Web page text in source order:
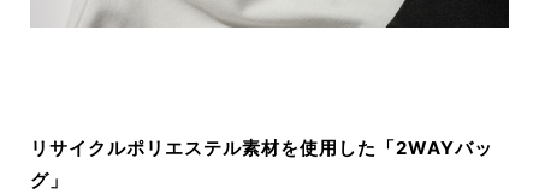
リサイクルポリエステル素材を使用した「2WAYバッ
グ」